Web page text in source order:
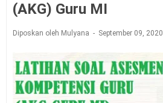
(AKG) Guru MI
Diposkan oleh Mulyana September 09, 2020